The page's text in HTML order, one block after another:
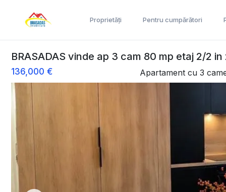
Proprietăți Pentru cumpărători
BRASADAS vinde ap 3 cam 80 mp etaj 2/2 in
136,000 € Apartament cu 3